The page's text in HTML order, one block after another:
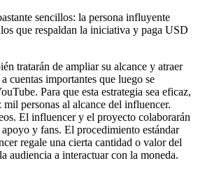
sencillos: la persona influyente
que respaldan la iniciativa y paga USD
tratarán de ampliar su alcance y atraer
cuentas importantes que luego se
Para que esta estrategia sea eficaz,
mil personas al alcance del influencer.
El influencer y el proyecto colaborarán
apoyo y fans. El procedimiento estándar
regale una cierta cantidad o valor del
audiencia a interactuar con la moneda.